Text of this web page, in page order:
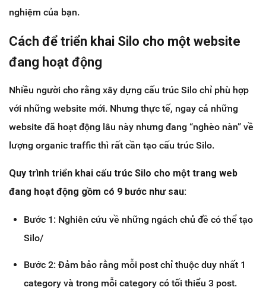
nghiệm của bạn.
Cách để triển khai Silo cho một website
đang hoạt động
Nhiều người cho rằng xây dựng cấu trúc Silo chỉ phù hợp
với những website mới. Nhưng thực tế, ngay cả những
website đã hoạt động lâu này nhưng đang “nghèo nàn” về
lượng organic traffic thì rất cần tạo cấu trúc Silo.
Quy trình triển khai cấu trúc Silo cho một trang web
đang hoạt động gồm có 9 bước như sau:
Bước 1: Nghiên cứu về những ngách chủ đề có thể tạo
Silo/
Bước 2: Đảm bảo rằng mỗi post chỉ thuộc duy nhất 1
category và trong mỗi category có tối thiểu 3 post.